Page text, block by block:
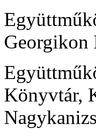
Georgikon
Könyvtár,